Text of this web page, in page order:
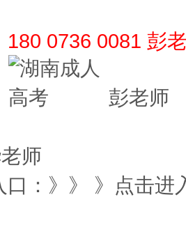
180 0736 0081 彭
彭老师
师
：》》 》点击进